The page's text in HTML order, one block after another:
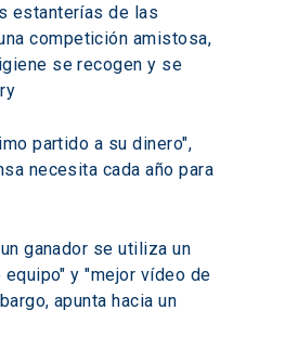
estanterías de las
competición amistosa,
se recogen y se
partido a su dinero",
necesita cada año para
ganador se utiliza un
y "mejor vídeo de
apunta hacia un